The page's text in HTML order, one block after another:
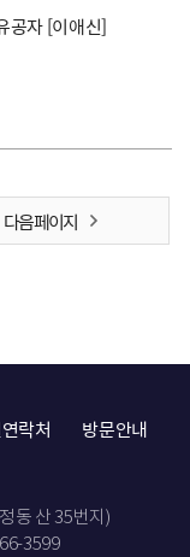
공자 [이애신]
다음 페이지
락처
방문안내
동 산 35번지)
3599